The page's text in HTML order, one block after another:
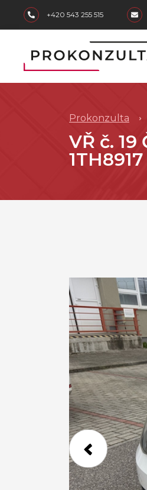
skip to main content
+420 543 255 515
Prokonzulta
VŘ č.
1TH8917